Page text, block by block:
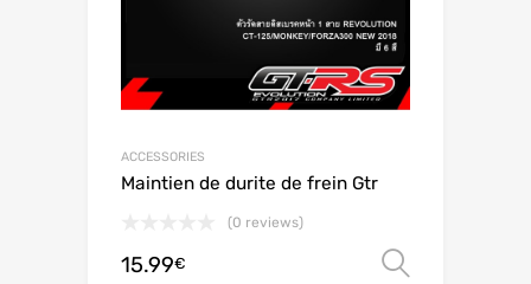
ACCESSORIES
Maintien de durite de frein Gtr
(0 reviews)
15.99€